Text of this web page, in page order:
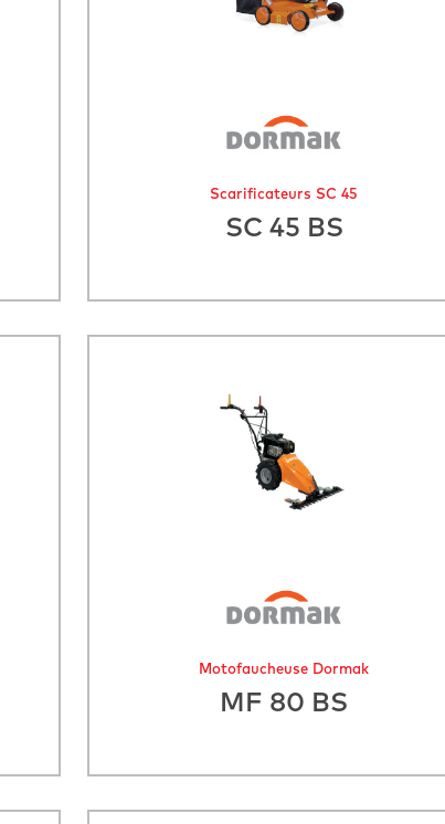
Scarificateurs SC 45
SC 45 BS
Motofaucheuse Dormak
MF 80 BS